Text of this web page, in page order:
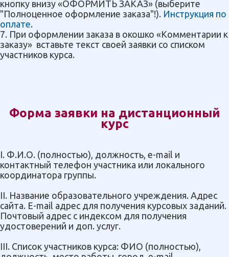
кнопку внизу «ОФОРМИТЬ ЗАКАЗ» (выберите
"Полноценное оформление заказа"!). Инструкция по
оплате.
7. При оформлении заказа в окошко «Комментарии к
заказу» вставьте текст своей заявки со списком
участников курса.
Форма заявки на дистанционный
курс
I. Ф.И.О. (полностью), должность, е-mail и
контактный телефон участника или локального
координатора группы.
II. Название образовательного учреждения. Адрес
сайта. E-mail адрес для получения курсовых заданий.
Почтовый адрес с индексом для получения
удостоверений и доп. услуг.
III. Список участников курса: ФИО (полностью),